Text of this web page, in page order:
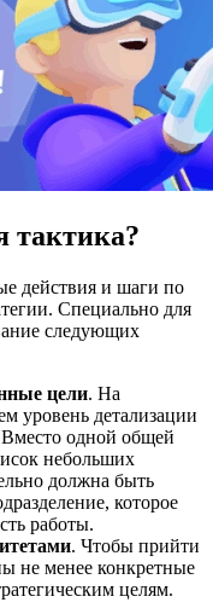
тактика?
действия и шаги по
Специально для
следующих
цели. На
уровень детализации
Вместо одной общей
небольших
должна быть
которое
работы.
. Чтобы прийти
не менее конкретные
целям.